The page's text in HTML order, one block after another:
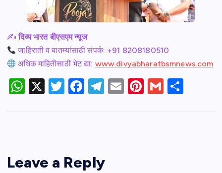
✍️दिव्य भारत बीएसएम न्यूज
जाहिराती व बातम्यांसाठी संपर्क: +91 8208180510
अधिक माहितीसाठी भेट द्या: www.divyabharatbsmnews.com
W
p
X
T
F
o
T
m
E
Pi G
Leave a Reply